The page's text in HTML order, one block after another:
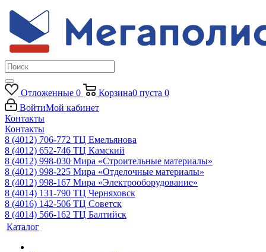
Отложенные 0 Корзина0 пуста 0
ВойтиМой кабинет
Контакты
Контакты
8 (4012) 706-772 ТЦ Емельянова
8 (4012) 652-746 ТЦ Камский
8 (4012) 998-030 Мира «Строительные материалы»
8 (4012) 998-225 Мира «Отделочные материалы»
8 (4012) 998-167 Мира «Электрооборудование»
8 (4014) 131-790 ТЦ Черняховск
8 (4016) 142-506 ТЦ Советск
8 (4014) 566-162 ТЦ Балтийск
Каталог